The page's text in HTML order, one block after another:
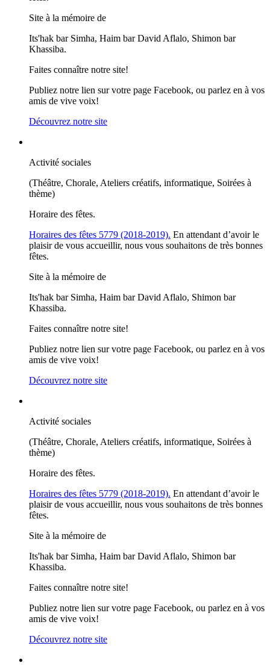
Site à la mémoire de
Its'hak bar Simha, Haim bar David Aflalo, Shimon bar
Khassiba.
Faites connaître notre site!
Publiez notre lien sur votre page Facebook, ou parlez en à vos
amis de vive voix!
Découvrez notre site
Activité sociales
(Théâtre, Chorale, Ateliers créatifs, informatique, Soirées à
thème)
Horaire des fêtes.
Horaires des fêtes 5779 (2018-2019). En attendant d’avoir le
plaisir de vous accueillir, nous vous souhaitons de très bonnes
fêtes.
Site à la mémoire de
Its'hak bar Simha, Haim bar David Aflalo, Shimon bar
Khassiba.
Faites connaître notre site!
Publiez notre lien sur votre page Facebook, ou parlez en à vos
amis de vive voix!
Découvrez notre site
Activité sociales
(Théâtre, Chorale, Ateliers créatifs, informatique, Soirées à
thème)
Horaire des fêtes.
Horaires des fêtes 5779 (2018-2019). En attendant d’avoir le
plaisir de vous accueillir, nous vous souhaitons de très bonnes
fêtes.
Site à la mémoire de
Its'hak bar Simha, Haim bar David Aflalo, Shimon bar
Khassiba.
Faites connaître notre site!
Publiez notre lien sur votre page Facebook, ou parlez en à vos
amis de vive voix!
Découvrez notre site